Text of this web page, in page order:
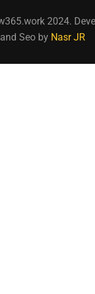
2024.
and Seo by Nasr JR